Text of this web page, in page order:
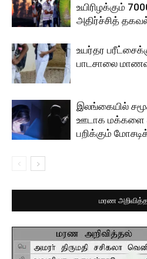
உயிரிழக்கும்
அதிர்ச்சித்
உயர்தர
பாடசாலை
இலங்கையில்
ஊடாக மக்களை
பறிக்கும்
மரண